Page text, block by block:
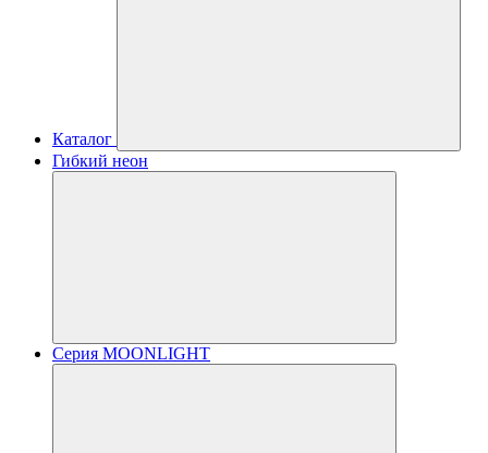
Каталог
Гибкий неон
Серия MOONLIGHT